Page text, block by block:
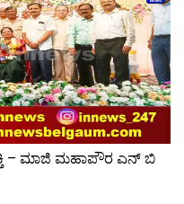
– ಮಾಜಿ ಮಹಾಪೌರ ಎನ್ ಬಿ